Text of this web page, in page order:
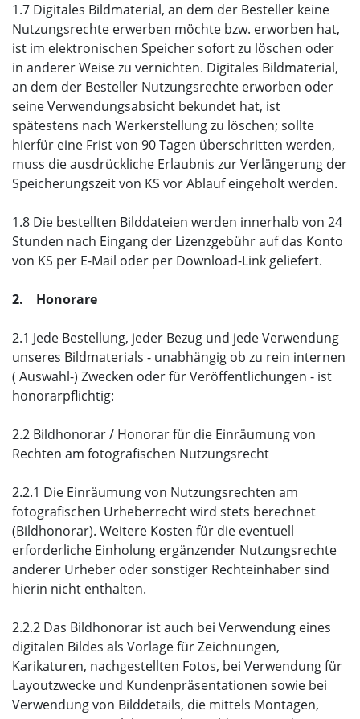
1.7 Digitales Bildmaterial, an dem der Besteller keine
Nutzungsrechte erwerben möchte bzw. erworben hat,
ist im elektronischen Speicher sofort zu löschen oder
in anderer Weise zu vernichten. Digitales Bildmaterial,
an dem der Besteller Nutzungsrechte erworben oder
seine Verwendungsabsicht bekundet hat, ist
spätestens nach Werkerstellung zu löschen; sollte
hierfür eine Frist von 90 Tagen überschritten werden,
muss die ausdrückliche Erlaubnis zur Verlängerung der
Speicherungszeit von KS vor Ablauf eingeholt werden.
1.8 Die bestellten Bilddateien werden innerhalb von 24
Stunden nach Eingang der Lizenzgebühr auf das Konto
von KS per E-Mail oder per Download-Link geliefert.
2. Honorare
2.1 Jede Bestellung, jeder Bezug und jede Verwendung
unseres Bildmaterials - unabhängig ob zu rein internen
( Auswahl-) Zwecken oder für Veröffentlichungen - ist
honorarpflichtig:
2.2 Bildhonorar / Honorar für die Einräumung von
Rechten am fotografischen Nutzungsrecht
2.2.1 Die Einräumung von Nutzungsrechten am
fotografischen Urheberrecht wird stets berechnet
(Bildhonorar). Weitere Kosten für die eventuell
erforderliche Einholung ergänzender Nutzungsrechte
anderer Urheber oder sonstiger Rechteinhaber sind
hierin nicht enthalten.
2.2.2 Das Bildhonorar ist auch bei Verwendung eines
digitalen Bildes als Vorlage für Zeichnungen,
Karikaturen, nachgestellten Fotos, bei Verwendung für
Layoutzwecke und Kundenpräsentationen sowie bei
Verwendung von Bilddetails, die mittels Montagen,